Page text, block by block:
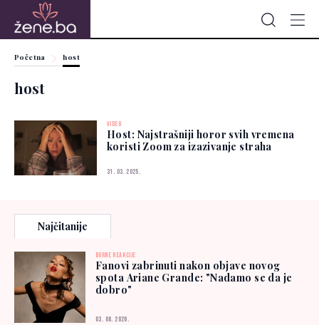
Početna host
host
VIDEO
Host: Najstrašniji horor svih vremena
koristi Zoom za izazivanje straha
31. 03. 2025.
Najčitanije
BURNE REAKCIJE
Fanovi zabrinuti nakon objave novog
spota Ariane Grande: "Nadamo se da je
dobro"
03. 08. 2026.